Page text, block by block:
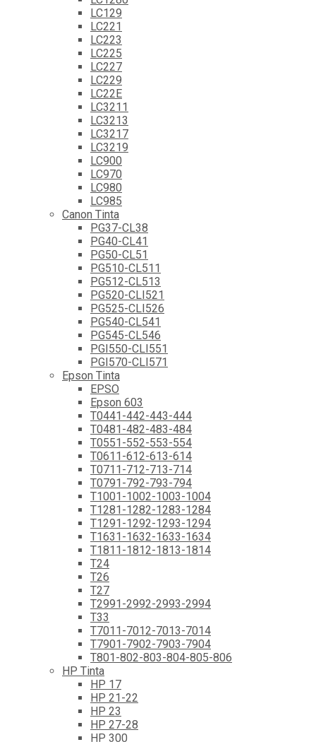
LC129
LC221
LC223
LC225
LC227
LC229
LC22E
LC3211
LC3213
LC3217
LC3219
LC900
LC970
LC980
LC985
Canon Tinta
PG37-CL38
PG40-CL41
PG50-CL51
PG510-CL511
PG512-CL513
PG520-CLI521
PG525-CLI526
PG540-CL541
PG545-CL546
PGI550-CLI551
PGI570-CLI571
Epson Tinta
EPSO
Epson 603
T0441-442-443-444
T0481-482-483-484
T0551-552-553-554
T0611-612-613-614
T0711-712-713-714
T0791-792-793-794
T1001-1002-1003-1004
T1281-1282-1283-1284
T1291-1292-1293-1294
T1631-1632-1633-1634
T1811-1812-1813-1814
T24
T26
T27
T2991-2992-2993-2994
T33
T7011-7012-7013-7014
T7901-7902-7903-7904
T801-802-803-804-805-806
HP Tinta
HP 17
HP 21-22
HP 23
HP 27-28
HP 300